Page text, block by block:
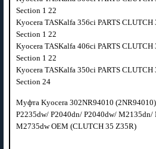
Section 1 22
Kyocera TASKalfa 356ci PARTS CLUTCH
Section 1 22
Kyocera TASKalfa 406ci PARTS CLUTCH
Section 1 22
Kyocera TASKalfa 350ci PARTS CLUTCH
Section 24
Муфта Kyocera 302NR94010
P2235dw/ P2040dn/ P2040dw/
M2735dw OEM (CLUTCH 35 Z35R)